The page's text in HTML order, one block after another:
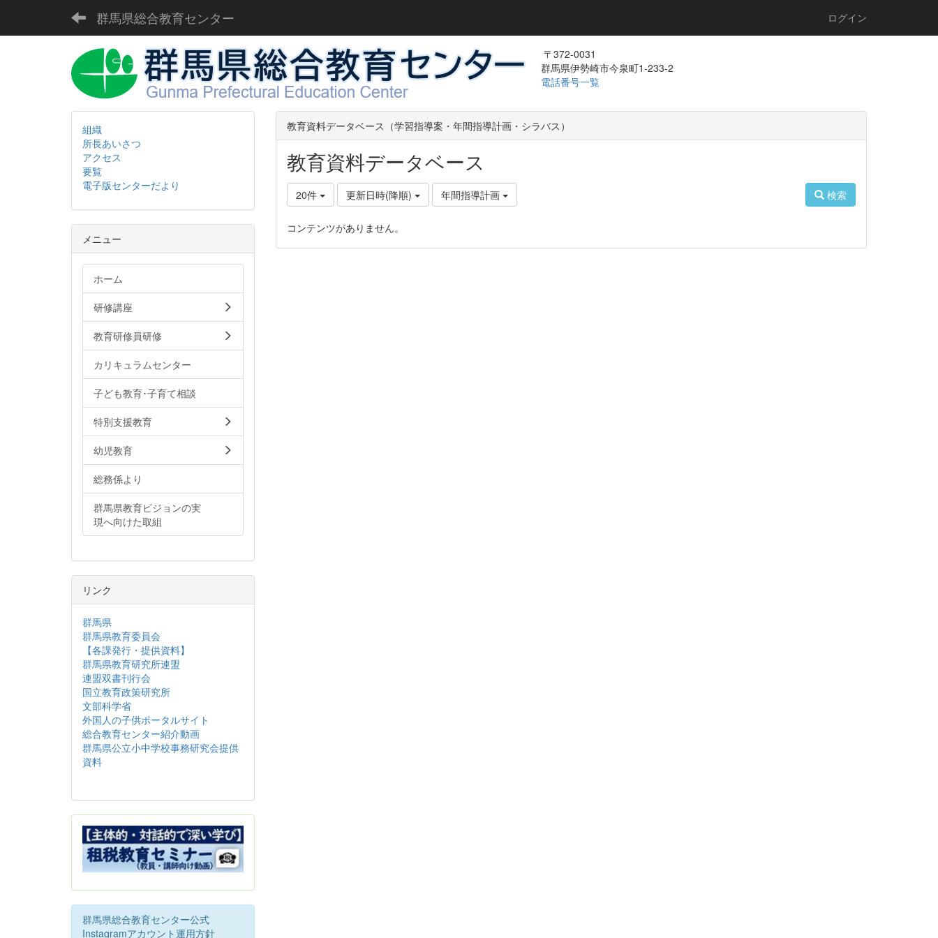
群馬県総合教育センター ログイン
〒372-0031
群馬県伊勢崎市今泉町1-233-2
電話番号一覧
教育資料データベース（学習指導案・年間指導計画・シラバス）
教育資料データベース
20件 更新日時(降順) 年間指導計画 検索
コンテンツがありません。
組織
所長あいさつ
アクセス
要覧
電子版センターだより
メニュー
ホーム
研修講座
教育研修員研修
カリキュラムセンター
子ども教育･子育て相談
特別支援教育
幼児教育
総務係より
群馬県教育ビジョンの実
現へ向けた取組
リンク
群馬県
群馬県教育委員会
【各課発行・提供資料】
群馬県教育研究所連盟
連盟双書刊行会
国立教育政策研究所
文部科学省
外国人の子供ポータルサイト
総合教育センター紹介動画
群馬県公立小中学校事務研究会提供
資料
群馬県総合教育センター公式
Instagramアカウント運用方針